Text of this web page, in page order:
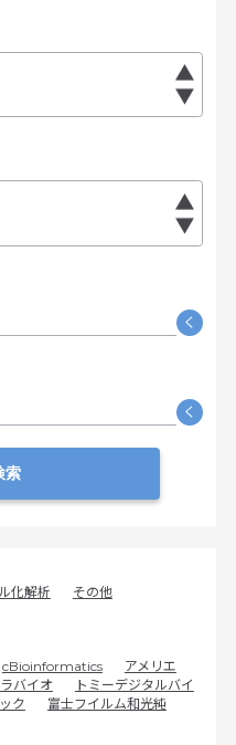
く
く
索
化解析 その他
cBioinformatics
アメリエ
バイオ
トミーデジタルバイ
ク
富士フイルム和光純